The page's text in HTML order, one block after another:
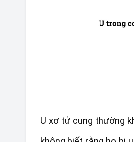
U xơ tử cung thường